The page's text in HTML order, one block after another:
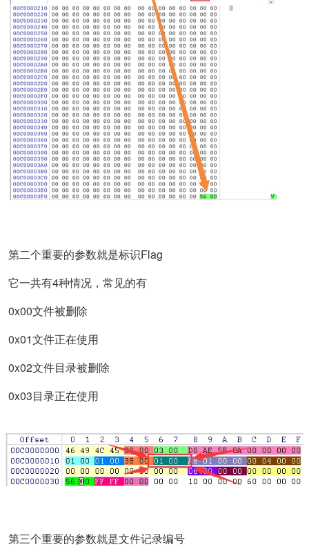
​ 第二个重要的参数就是标识Flag
​ 它一共有4种情况，常见的有
​ 0x00文件被删除
​ 0x01文件正在使用
​ 0x02文件目录被删除
​ 0x03目录正在使用
​ 第三个重要的参数就是文件记录编号